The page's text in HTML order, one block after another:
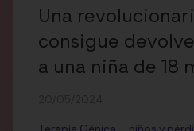
Una
consigue
a una niña de 18